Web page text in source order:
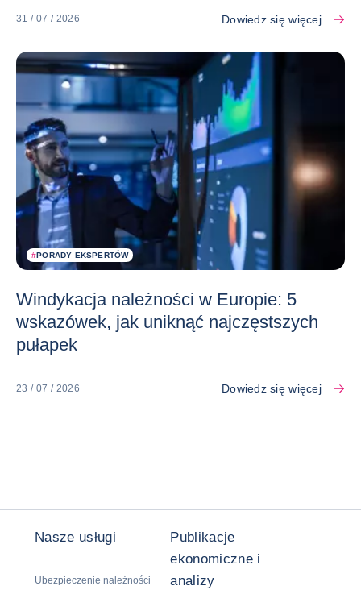
31 / 07 / 2026 Dowiedz się więcej
#PORADY EKSPERTÓW
Windykacja należności w Europie: 5
wskazówek, jak uniknąć najczęstszych
pułapek
23 / 07 / 2026 Dowiedz się więcej
Nasze usługi
Ubezpieczenie należności
Publikacje
ekonomiczne i
analizy